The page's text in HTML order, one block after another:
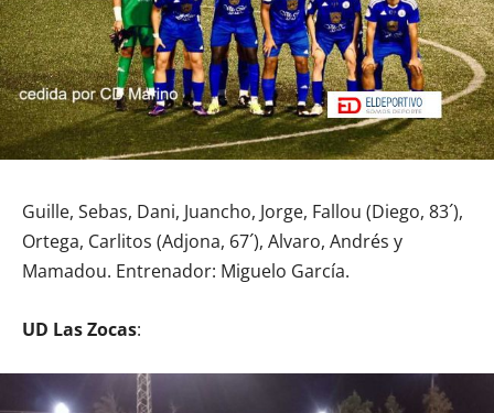
Guille, Sebas, Dani, Juancho, Jorge, Fallou (Diego, 83´),
Ortega, Carlitos (Adjona, 67´), Alvaro, Andrés y
Mamadou. Entrenador: Miguelo García.
UD Las Zocas: